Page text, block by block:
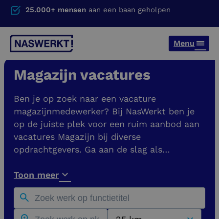
25.000+ mensen aan een baan geholpen
Menu
Magazijn vacatures
Ben je op zoek naar een vacature
magazijnmedewerker? Bij NasWerkt ben je
op de juiste plek voor een ruim aanbod aan
vacatures Magazijn bij diverse
opdrachtgevers. Ga aan de slag als
Heftruckchauffeur of iets anders. Ben je
specifiek op zoek naar een vacature
magazijnmedewerker of nog specifieker, als
magazijnmedewerker Nijmegen? Je vindt
Toon meer